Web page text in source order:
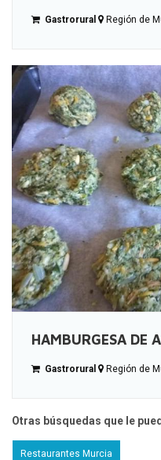
Gastrorural Región de
HAMBURGESA DE
Gastrorural Región de
Otras búsquedas que le
Restaurantes Murcia